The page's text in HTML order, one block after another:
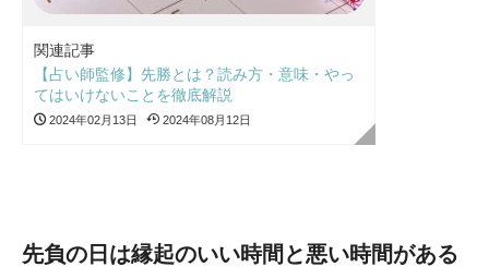
関連記事
【占い師監修】先勝とは？読み方・意味・やっ
てはいけないことを徹底解説
2024年02月13日 2024年08月12日
先負の日は縁起のいい時間と悪い時間がある